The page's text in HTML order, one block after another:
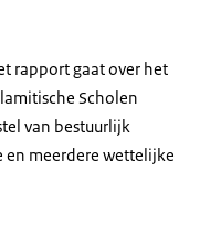
rapport gaat over het
Scholen
van bestuurlijk
en meerdere wettelijke